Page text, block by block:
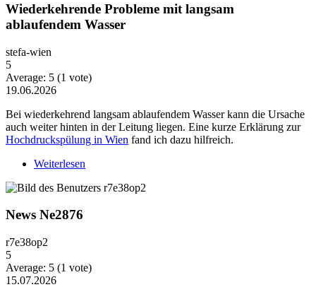
Wiederkehrende Probleme mit langsam
ablaufendem Wasser
stefa-wien
5
Average: 5 (1 vote)
19.06.2026
Bei wiederkehrend langsam ablaufendem Wasser kann die Ursache
auch weiter hinten in der Leitung liegen. Eine kurze Erklärung zur
Hochdruckspülung in Wien fand ich dazu hilfreich.
Weiterlesen
News Ne2876
r7e38op2
5
Average: 5 (1 vote)
15.07.2026